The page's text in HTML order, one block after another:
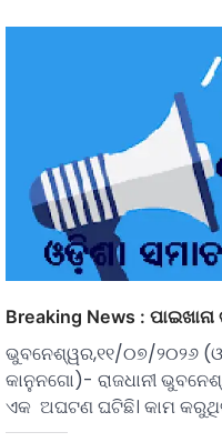
Breaking News :
ଭୁବନେଶ୍ୱର,୧୧/୦୭/୨୦୨୬
କାନୁନଗୋ)- ରାଜଧାନୀ
ଏକ ଅଘଟଣ ଘଟିଛି। କାମ